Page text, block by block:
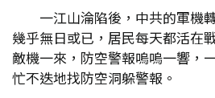
一江山淪陷後，中共的軍機
幾乎無日或已，居民每天都活在
敵機一來，防空警報嗚嗚一響，
忙不迭地找防空洞躲警報。